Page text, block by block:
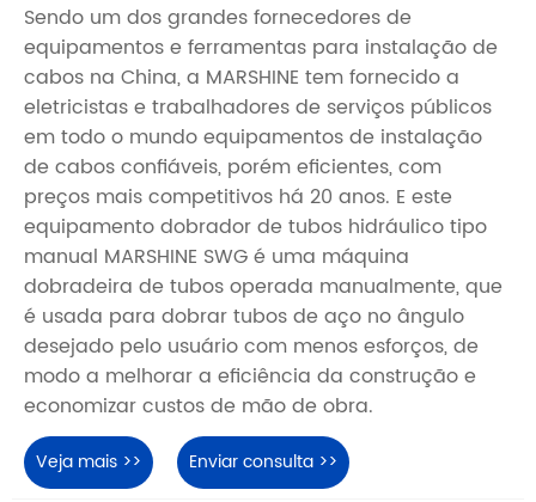
Sendo um dos grandes fornecedores de
equipamentos e ferramentas para instalação de
cabos na China, a MARSHINE tem fornecido a
eletricistas e trabalhadores de serviços públicos
em todo o mundo equipamentos de instalação
de cabos confiáveis, porém eficientes, com
preços mais competitivos há 20 anos. E este
equipamento dobrador de tubos hidráulico tipo
manual MARSHINE SWG é uma máquina
dobradeira de tubos operada manualmente, que
é usada para dobrar tubos de aço no ângulo
desejado pelo usuário com menos esforços, de
modo a melhorar a eficiência da construção e
economizar custos de mão de obra.
Veja mais >> Enviar consulta >>